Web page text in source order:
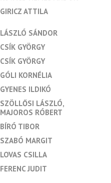
GIRICZ ATTILA
LÁSZLÓ SÁNDOR
CSÍK GYÖRGY
CSÍK GYÖRGY
GÓLI KORNÉLIA
GYENES ILDIKÓ
SZÖLLŐSI LÁSZLÓ
MAJOROS RÓBERT
BÍRÓ TIBOR
SZABÓ MARGIT
LOVAS CSILLA
FERENC JUDIT